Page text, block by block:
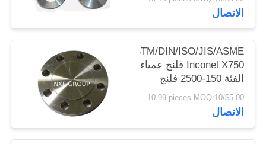
2.4610/UNS
N06455/AWS 052
الفراغات
الاتصال
ASTM/DIN/ISO/JIS/ASME
Inconel X750 فلنج عمياء
الفئة 150-2500 فلنج
صفيحة Ni سبيكة ISO
150-2500LB
$5.00/pieces 10-99 pieces MOQ:10 قطع
الاتصال